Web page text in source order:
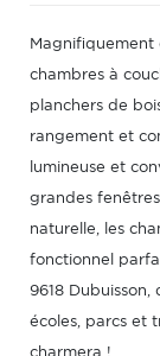
Magnifiquement
chambres à
planchers de
rangement et
lumineuse et
grandes
naturelle, les
fonctionnel
9618
écoles, parcs et